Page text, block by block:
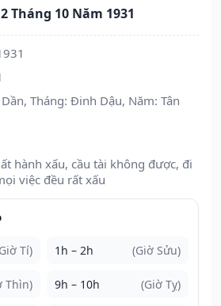
Tháng 10 Năm 1931
Tháng: Đinh Dậu, Năm: Tân
hành xấu, cầu tài không được, đi
việc đều rất xấu
Tí) 1h – 2h (Giờ Sửu)
Thìn) 9h – 10h (Giờ Tỵ)